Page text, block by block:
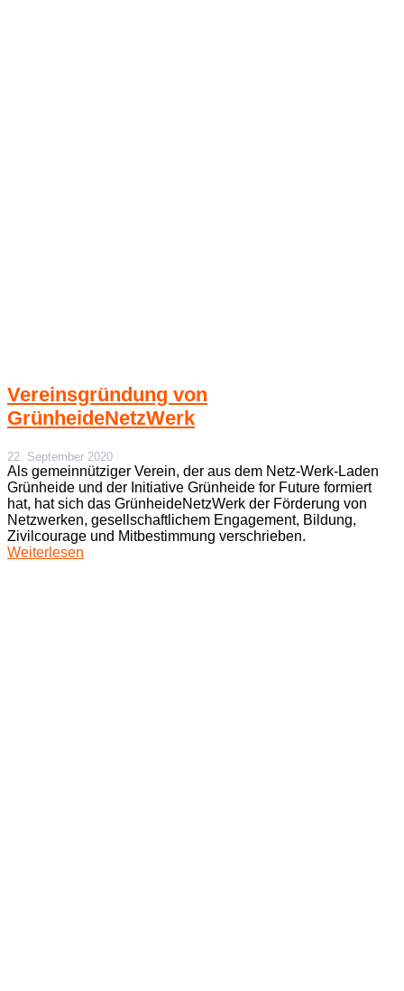
Vereinsgründung von
GrünheideNetzWerk
22. September 2020
Als gemeinnütziger Verein, der aus dem Netz-Werk-Laden
Grünheide und der Initiative Grünheide for Future formiert
hat, hat sich das GrünheideNetzWerk der Förderung von
Netzwerken, gesellschaftlichem Engagement, Bildung,
Zivilcourage und Mitbestimmung verschrieben.
Weiterlesen